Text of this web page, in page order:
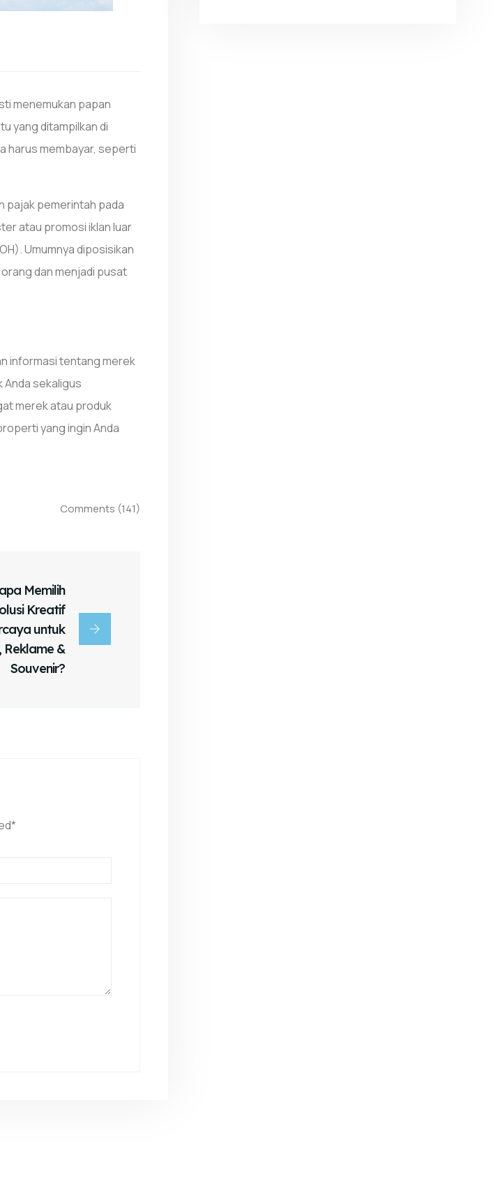
menemukan papan
yang ditampilkan di
harus membayar, seperti
pajak pemerintah pada
atau promosi iklan luar
Umumnya diposisikan
dan menjadi pusat
informasi tentang merek
sekaligus
merek atau produk
yang ingin Anda
Comments (141)
Memilih
Kreatif
untuk
Reklame &
Souvenir?